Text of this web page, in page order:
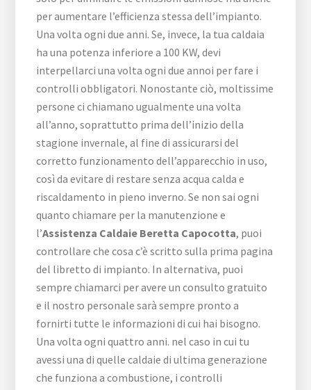
per aumentare l’efficienza stessa dell’impianto.
Una volta ogni due anni. Se, invece, la tua caldaia
ha una potenza inferiore a 100 KW, devi
interpellarci una volta ogni due annoi per fare i
controlli obbligatori. Nonostante ciò, moltissime
persone ci chiamano ugualmente una volta
all’anno, soprattutto prima dell’inizio della
stagione invernale, al fine di assicurarsi del
corretto funzionamento dell’apparecchio in uso,
così da evitare di restare senza acqua calda e
riscaldamento in pieno inverno. Se non sai ogni
quanto chiamare per la manutenzione e
l’Assistenza Caldaie Beretta Capocotta, puoi
controllare che cosa c’è scritto sulla prima pagina
del libretto di impianto. In alternativa, puoi
sempre chiamarci per avere un consulto gratuito
e il nostro personale sarà sempre pronto a
fornirti tutte le informazioni di cui hai bisogno.
Una volta ogni quattro anni. nel caso in cui tu
avessi una di quelle caldaie di ultima generazione
che funziona a combustione, i controlli